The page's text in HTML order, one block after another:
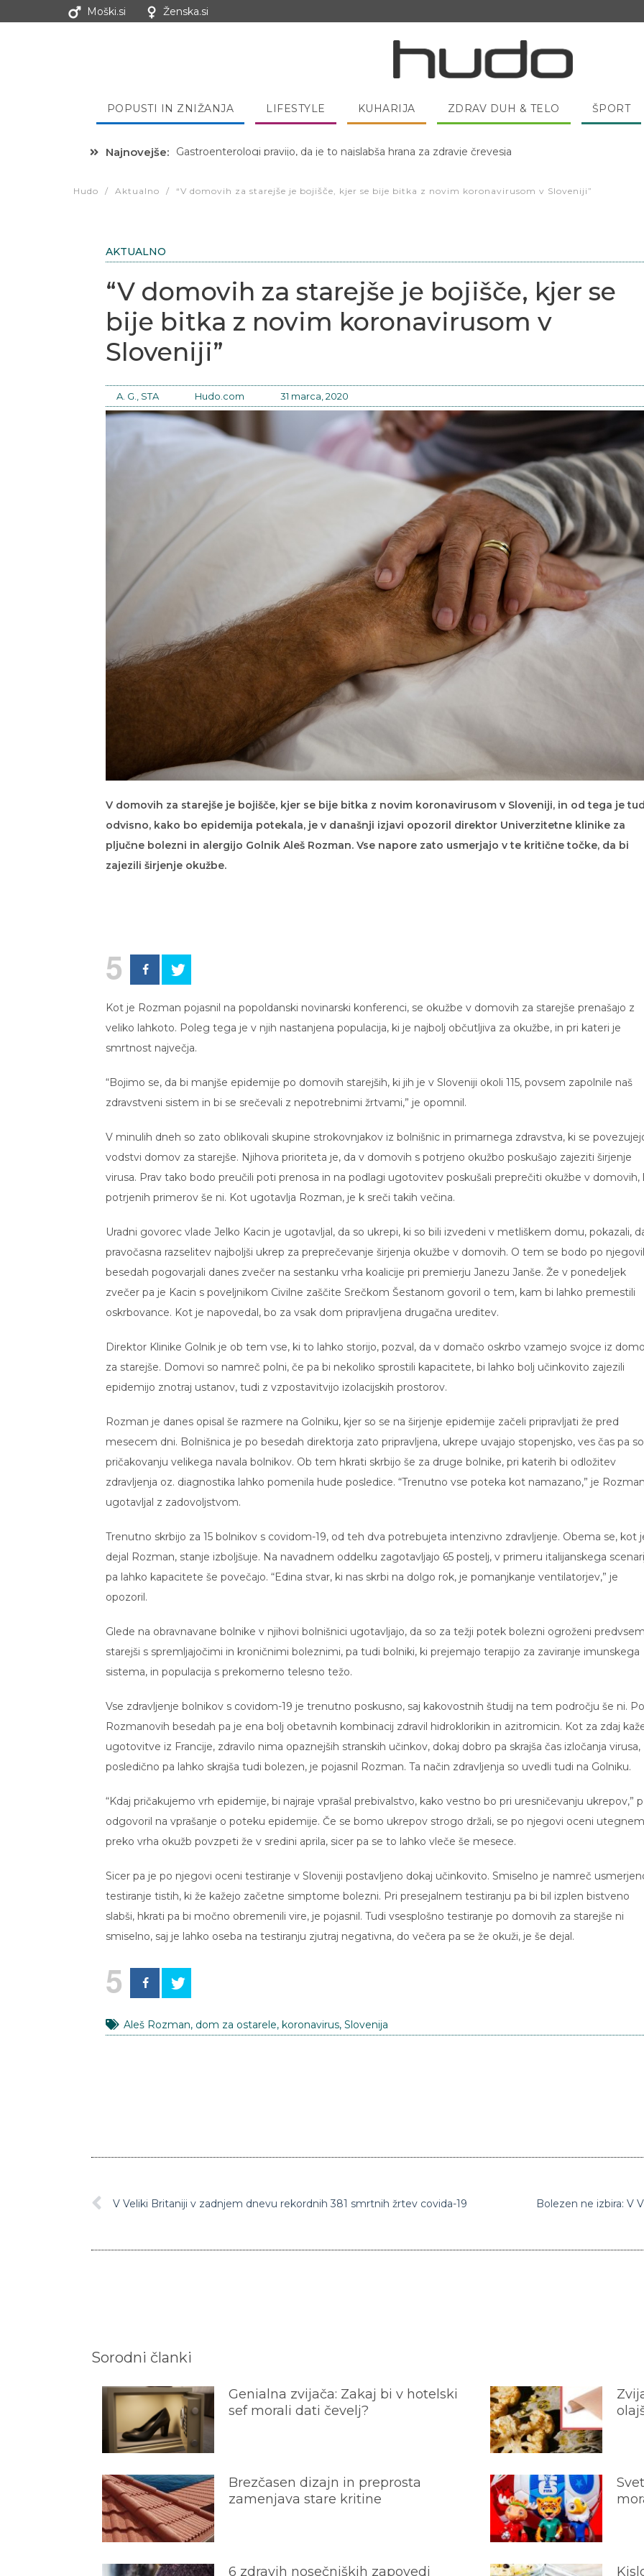
Moški.si Ženska.si
POPUSTI IN ZNIŽANJA LIFESTYLE KUHARIJA ZDRAV DUH & TELO ŠPORT
Najnovejše: Hibernacijska dieta: Zakaj je pred spanjem dobro pojesti žlico medu?
Hudo / Aktualno / “V domovih za starejše je bojišče, kjer se bije bitka z novim koronavirusom v Sloveniji”
AKTUALNO
“V domovih za starejše je bojišče, kjer se
bije bitka z novim koronavirusom v
Sloveniji”
A. G., STA Hudo.com 31 marca, 2020
V domovih za starejše je bojišče, kjer se bije bitka z novim koronavirusom v Sloveniji, in od tega je
odvisno, kako bo epidemija potekala, je v današnji izjavi opozoril direktor Univerzitetne klinike za
pljučne bolezni in alergijo Golnik Aleš Rozman. Vse napore zato usmerjajo v te kritične točke, da bi
zajezili širjenje okužbe.
5
Kot je Rozman pojasnil na popoldanski novinarski konferenci, se okužbe v domovih za starejše prenašajo z
veliko lahkoto. Poleg tega je v njih nastanjena populacija, ki je najbolj občutljiva za okužbe, in pri kateri je
smrtnost največja.
“Bojimo se, da bi manjše epidemije po domovih starejših, ki jih je v Sloveniji okoli 115, povsem zapolnile naš
zdravstveni sistem in bi se srečevali z nepotrebnimi žrtvami,” je opomnil.
V minulih dneh so zato oblikovali skupine strokovnjakov iz bolnišnic in primarnega zdravstva, ki se
vodstvi domov za starejše. Njihova prioriteta je, da v domovih s potrjeno okužbo poskušajo zajeziti širjenje
virusa. Prav tako bodo preučili poti prenosa in na podlagi ugotovitev poskušali preprečiti okužbe v domovih,
potrjenih primerov še ni. Kot ugotavlja Rozman, je k sreči takih večina.
Uradni govorec vlade Jelko Kacin je ugotavljal, da so ukrepi, ki so bili izvedeni v metliškem domu, pokazali,
pravočasna razselitev najboljši ukrep za preprečevanje širjenja okužbe v domovih. O tem se bodo po
besedah pogovarjali danes zvečer na sestanku vrha koalicije pri premierju Janezu Janše. Že v ponedeljek
zvečer pa je Kacin s poveljnikom Civilne zaščite Srečkom Šestanom govoril o tem, kam bi lahko premestili
oskrbovance. Kot je napovedal, bo za vsak dom pripravljena drugačna ureditev.
Direktor Klinike Golnik je ob tem vse, ki to lahko storijo, pozval, da v domačo oskrbo vzamejo svojce iz
za starejše. Domovi so namreč polni, če pa bi nekoliko sprostili kapacitete, bi lahko bolj učinkovito zajezili
epidemijo znotraj ustanov, tudi z vzpostavitvijo izolacijskih prostorov.
Rozman je danes opisal še razmere na Golniku, kjer so se na širjenje epidemije začeli pripravljati že pred
mesecem dni. Bolnišnica je po besedah direktorja zato pripravljena, ukrepe uvajajo stopenjsko, ves čas pa
pričakovanju velikega navala bolnikov. Ob tem hkrati skrbijo še za druge bolnike, pri katerih bi odložitev
zdravljenja oz. diagnostika lahko pomenila hude posledice. “Trenutno vse poteka kot namazano,” je
ugotavljal z zadovoljstvom.
Trenutno skrbijo za 15 bolnikov s covidom-19, od teh dva potrebujeta intenzivno zdravljenje. Obema se, kot
dejal Rozman, stanje izboljšuje. Na navadnem oddelku zagotavljajo 65 postelj, v primeru italijanskega
pa lahko kapacitete še povečajo. “Edina stvar, ki nas skrbi na dolgo rok, je pomanjkanje ventilatorjev,” je
opozoril.
Glede na obravnavane bolnike v njihovi bolnišnici ugotavljajo, da so za težji potek bolezni ogroženi
starejši s spremljajočimi in kroničnimi boleznimi, pa tudi bolniki, ki prejemajo terapijo za zaviranje imunskega
sistema, in populacija s prekomerno telesno težo.
Vse zdravljenje bolnikov s covidom-19 je trenutno poskusno, saj kakovostnih študij na tem področju še ni. Po
Rozmanovih besedah pa je ena bolj obetavnih kombinacij zdravil hidroklorikin in azitromicin. Kot za zdaj
ugotovitve iz Francije, zdravilo nima opaznejših stranskih učinkov, dokaj dobro pa skrajša čas izločanja virusa,
posledično pa lahko skrajša tudi bolezen, je pojasnil Rozman. Ta način zdravljenja so uvedli tudi na Golniku.
“Kdaj pričakujemo vrh epidemije, bi najraje vprašal prebivalstvo, kako vestno bo pri uresničevanju ukrepov,”
odgovoril na vprašanje o poteku epidemije. Če se bomo ukrepov strogo držali, se po njegovi oceni
preko vrha okužb povzpeti že v sredini aprila, sicer pa se to lahko vleče še mesece.
Sicer pa je po njegovi oceni testiranje v Sloveniji postavljeno dokaj učinkovito. Smiselno je namreč
testiranje tistih, ki že kažejo začetne simptome bolezni. Pri presejalnem testiranju pa bi bil izplen bistveno
slabši, hkrati pa bi močno obremenili vire, je pojasnil. Tudi vsesplošno testiranje po domovih za starejše ni
smiselno, saj je lahko oseba na testiranju zjutraj negativna, do večera pa se že okuži, je še dejal.
5
Aleš Rozman, dom za ostarele, koronavirus, Slovenija
V Veliki Britaniji v zadnjem dnevu rekordnih 381 smrtnih žrtev covida-19 Bolezen ne izbira: V
Sorodni članki
Genialna zvijača: Zakaj bi v hotelski
sef morali dati čevelj?
Brezčasen dizajn in preprosta
zamenjava stare kritine
6 zdravih nosečniških zapovedi